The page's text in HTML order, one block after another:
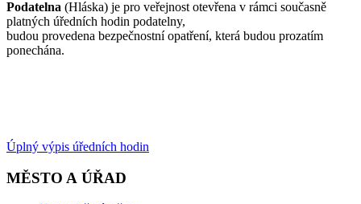
Podatelna (Hláska) je pro veřejnost otevřena v rámci současně
platných úředních hodin podatelny,
budou provedena bezpečnostní opatření, která budou prozatím
ponechána.
Úplný výpis úředních hodin
MĚSTO A ÚŘAD